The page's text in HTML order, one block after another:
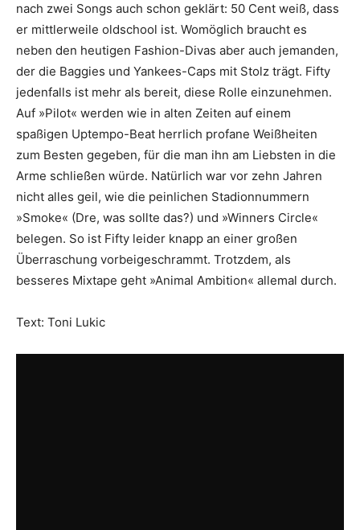
nach zwei Songs auch schon geklärt: 50 Cent weiß, dass
er mittlerweile oldschool ist. Womöglich braucht es
neben den heutigen Fashion-Divas aber auch jemanden,
der die Baggies und Yankees-Caps mit Stolz trägt. Fifty
jedenfalls ist mehr als bereit, diese Rolle einzunehmen.
Auf »Pilot« werden wie in alten Zeiten auf einem
spaßigen Uptempo-Beat herrlich profane Weißheiten
zum Besten gegeben, für die man ihn am Liebsten in die
Arme schließen würde. Natürlich war vor zehn Jahren
nicht alles geil, wie die peinlichen Stadionnummern
»Smoke« (Dre, was sollte das?) und »Winners Circle«
belegen. So ist Fifty leider knapp an einer großen
Überraschung vorbeigeschrammt. Trotzdem, als
besseres Mixtape geht »Animal Ambition« allemal durch.
Text: Toni Lukic